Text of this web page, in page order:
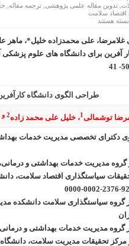
تدوین مقاله علمی پژوهشی ترجمه مقاله
اقتصاد سلامت
برای
الگوی
دانشگاه
کار
آفرین
برای
بسته هستند
غلامرضا، علی محمدزاده خلیل*،
طراحی الگوی دانشگاه
توشمالی1، خلیل علی محمد زاده2 و 3 *
دکترای تخصصی مدیریت خدمات
سیاستگذاری اقتصاد سلامت،
گروه سیاستگذاری سلامت